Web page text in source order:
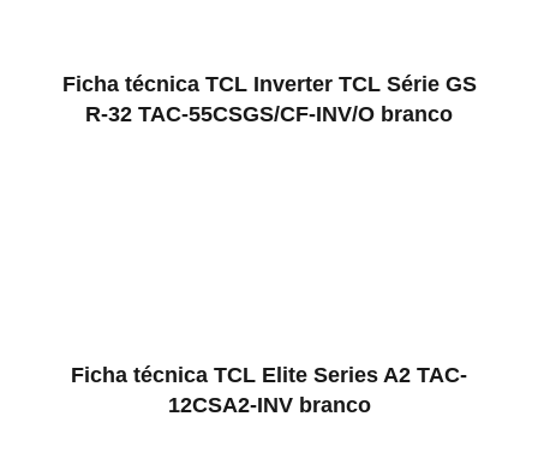
Ficha técnica TCL Inverter TCL Série GS
R-32 TAC-55CSGS/CF-INV/O branco
Ficha técnica TCL Elite Series A2 TAC-
12CSA2-INV branco